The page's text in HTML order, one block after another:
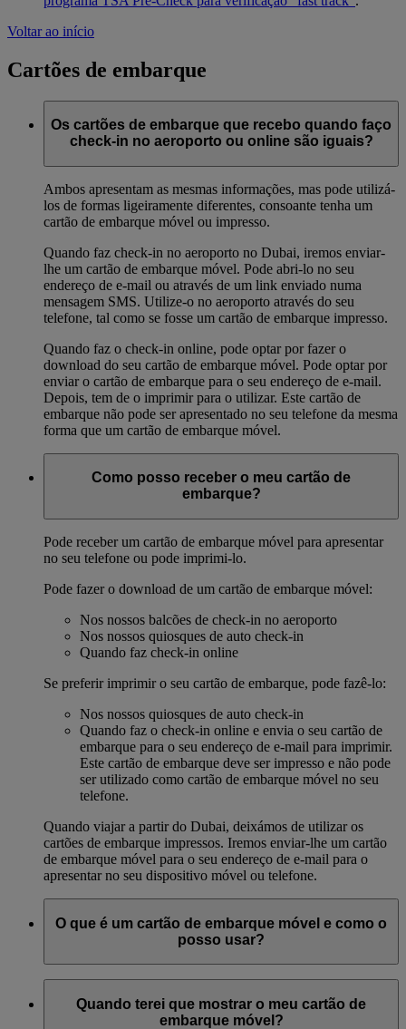
Voltar ao início
Cartões de embarque
Os cartões de embarque que recebo quando faço
check-in no aeroporto ou online são iguais?
Ambos apresentam as mesmas informações, mas pode utilizá-
los de formas ligeiramente diferentes, consoante tenha um
cartão de embarque móvel ou impresso.
Quando faz check-in no aeroporto no Dubai, iremos enviar-
lhe um cartão de embarque móvel. Pode abri-lo no seu
endereço de e-mail ou através de um link enviado numa
mensagem SMS. Utilize-o no aeroporto através do seu
telefone, tal como se fosse um cartão de embarque impresso.
Quando faz o check-in online, pode optar por fazer o
download do seu cartão de embarque móvel. Pode optar por
enviar o cartão de embarque para o seu endereço de e-mail.
Depois, tem de o imprimir para o utilizar. Este cartão de
embarque não pode ser apresentado no seu telefone da mesma
forma que um cartão de embarque móvel.
Como posso receber o meu cartão de
embarque?
Pode receber um cartão de embarque móvel para apresentar
no seu telefone ou pode imprimi-lo.
Pode fazer o download de um cartão de embarque móvel:
Nos nossos balcões de check-in no aeroporto
Nos nossos quiosques de auto check-in
Quando faz check-in online
Se preferir imprimir o seu cartão de embarque, pode fazê-lo:
Nos nossos quiosques de auto check-in
Quando faz o check-in online e envia o seu cartão de
embarque para o seu endereço de e-mail para imprimir.
Este cartão de embarque deve ser impresso e não pode
ser utilizado como cartão de embarque móvel no seu
telefone.
Quando viajar a partir do Dubai, deixámos de utilizar os
cartões de embarque impressos. Iremos enviar-lhe um cartão
de embarque móvel para o seu endereço de e-mail para o
apresentar no seu dispositivo móvel ou telefone.
O que é um cartão de embarque móvel e como o
posso usar?
cartão de embarque em papel. Pode apresentá-lo no seu
telefone no aeroporto, tal como faria com um cartão de
Quando terei que mostrar o meu cartão de
embarque móvel?